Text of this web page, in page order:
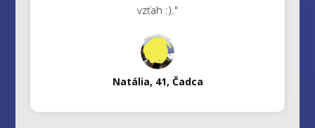
vzťah :)."
Natália, 41, Čadca